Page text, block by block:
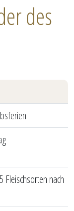
des
Fleischsorten nach